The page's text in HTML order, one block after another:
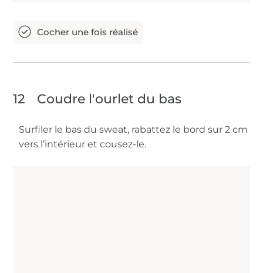
12 Coudre l'ourlet du bas
Surfiler le bas du sweat, rabattez le bord sur 2 cm
vers l’intérieur et cousez-le.